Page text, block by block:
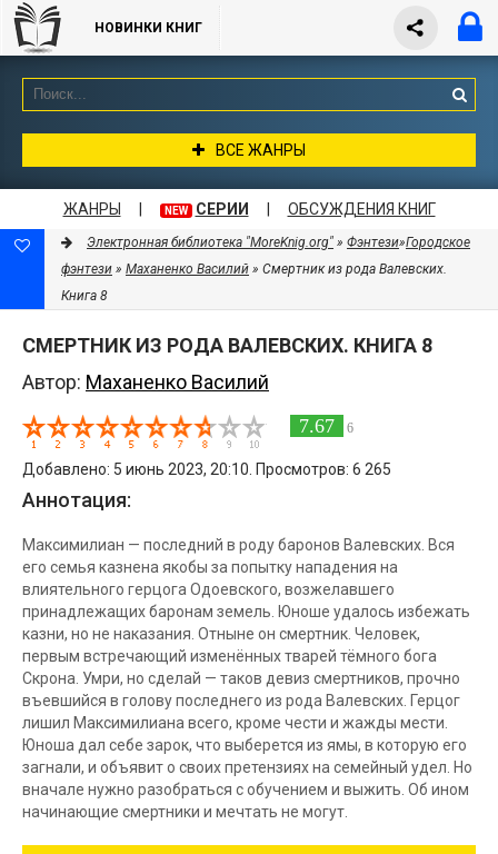
НОВИНКИ КНИГ
ВСЕ ЖАНРЫ
ЖАНРЫ NEW СЕРИИ ОБСУЖДЕНИЯ КНИГ
Электронная библиотека "MoreKnig.org" » Фэнтези»Городское
фэнтези » Маханенко Василий » Смертник из рода Валевских.
Книга 8
СМЕРТНИК ИЗ РОДА ВАЛЕВСКИХ. КНИГА 8
Автор: Маханенко Василий
7.67 6
Добавлено: 5 июнь 2023, 20:10. Просмотров: 6 265
Аннотация:
Максимилиан — последний в роду баронов Валевских. Вся
его семья казнена якобы за попытку нападения на
влиятельного герцога Одоевского, возжелавшего
принадлежащих баронам земель. Юноше удалось избежать
казни, но не наказания. Отныне он смертник. Человек,
первым встречающий изменённых тварей тёмного бога
Скрона. Умри, но сделай — таков девиз смертников, прочно
въевшийся в голову последнего из рода Валевских. Герцог
лишил Максимилиана всего, кроме чести и жажды мести.
Юноша дал себе зарок, что выберется из ямы, в которую его
загнали, и объявит о своих претензиях на семейный удел. Но
вначале нужно разобраться с обучением и выжить. Об ином
начинающие смертники и мечтать не могут.